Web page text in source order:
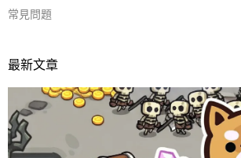
常見問題
最新文章